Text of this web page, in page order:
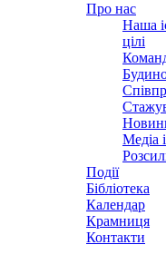
Про нас
Наша
цілі
Медіа
Події
Бібліотека
Календар
Крамниця
Контакти